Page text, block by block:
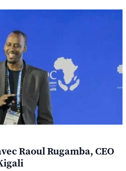
Raoul Rugamba, CEO